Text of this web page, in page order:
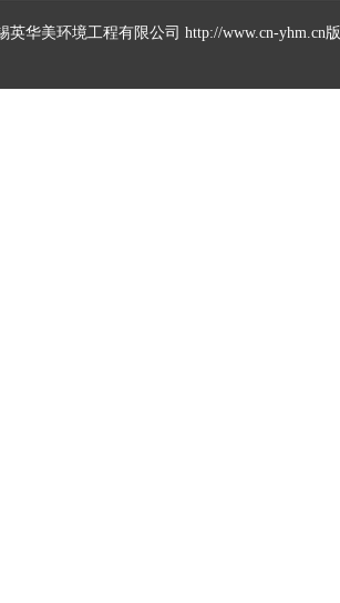
英华美环境工程有限公司 http://www.cn-